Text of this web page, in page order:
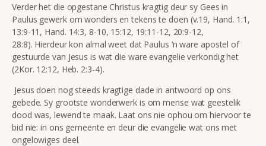
Verder het die opgestane Christus kragtig deur sy Gees in
Paulus gewerk om wonders en tekens te doen (v.19, Hand. 1:1,
13:9-11, Hand. 14:3, 8-10, 15:12, 19:11-12, 20:9-12,
28:8). Hierdeur kon almal weet dat Paulus ‘n ware apostel of
gestuurde van Jesus is wat die ware evangelie verkondig het
(2Kor. 12:12, Heb. 2:3-4).
Jesus doen nog steeds kragtige dade in antwoord op ons
gebede. Sy grootste wonderwerk is om mense wat geestelik
dood was, lewend te maak. Laat ons nie ophou om hiervoor te
bid nie: in ons gemeente en deur die evangelie wat ons met
ongelowiges deel.